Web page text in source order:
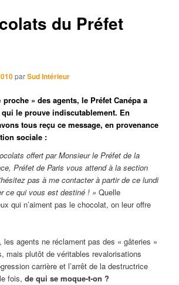
du Préfet
parSud Intérieur
» des agents, le Préfet Canépa a
le prouve indiscutablement. En
tous reçu ce message, en provenance
sociale :
offert par Monsieur le Préfet de la
Préfet de Paris vous attend à la section
pas à me contacter à partir de ce lundi
ce qui vous est destiné ! » Quelle
qui n’aiment pas le chocolat, on leur offre
les agents ne réclament pas des « gâteries »
mais plutôt de véritables revalorisations
carrière et l’arrêt de la destructrice
fois,de qui se moque-t-on ?